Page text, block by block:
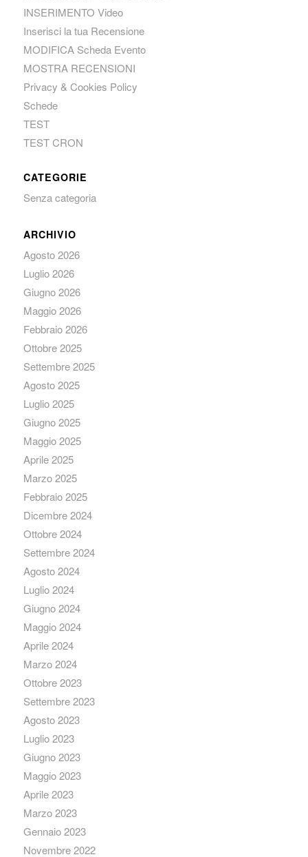
INSERIMENTO Video
Inserisci la tua Recensione
MODIFICA Scheda Evento
MOSTRA RECENSIONI
Privacy & Cookies Policy
Schede
TEST
TEST CRON
CATEGORIE
Senza categoria
ARCHIVIO
Agosto 2026
Luglio 2026
Giugno 2026
Maggio 2026
Febbraio 2026
Ottobre 2025
Settembre 2025
Agosto 2025
Luglio 2025
Giugno 2025
Maggio 2025
Aprile 2025
Marzo 2025
Febbraio 2025
Dicembre 2024
Ottobre 2024
Settembre 2024
Agosto 2024
Luglio 2024
Giugno 2024
Maggio 2024
Aprile 2024
Marzo 2024
Ottobre 2023
Settembre 2023
Agosto 2023
Luglio 2023
Giugno 2023
Maggio 2023
Aprile 2023
Marzo 2023
Gennaio 2023
Novembre 2022